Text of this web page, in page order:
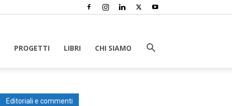
PROGETTI LIBRI CHI SIAMO
Editoriali e commenti